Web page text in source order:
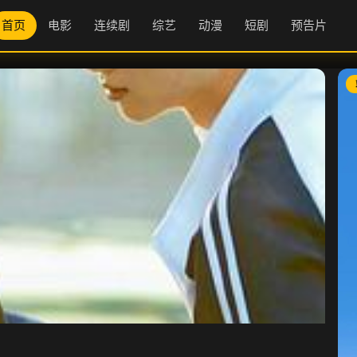
首页 电影 连续剧 综艺 动漫 短剧 预告片